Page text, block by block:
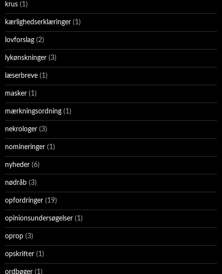
krus (1)
kærlighedserklæringer (1)
lovforslag (2)
lykønskninger (3)
læserbreve (1)
masker (1)
mærkningsordning (1)
nekrologer (3)
nomineringer (1)
nyheder (6)
nødråb (3)
opfordringer (19)
opinionsundersøgelser (1)
oprop (3)
opskrifter (1)
ordbøger (1)